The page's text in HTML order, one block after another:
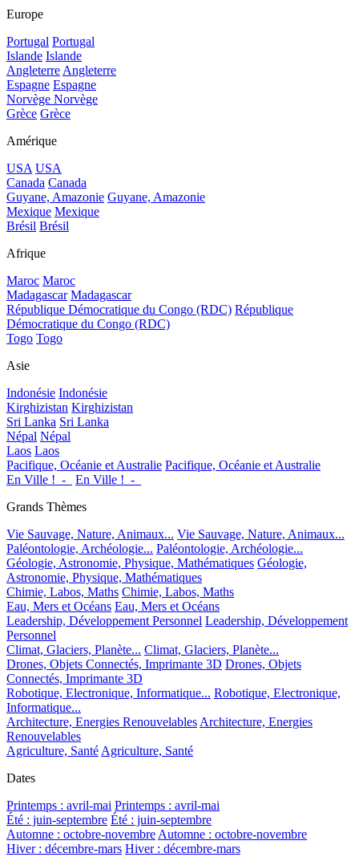
Europe
Portugal Portugal
Islande Islande
AngleterreAngleterre
Espagne Espagne
Norvège Norvège
Grèce Grèce
Amérique
USA USA
Canada Canada
Guyane, Amazonie Guyane, Amazonie
Mexique Mexique
Brésil Brésil
Afrique
Maroc Maroc
Madagascar Madagascar
République Démocratique du Congo (RDC) République
Démocratique du Congo (RDC)
Togo Togo
Asie
Indonésie Indonésie
Kirghizistan Kirghizistan
Sri Lanka Sri Lanka
Népal Népal
Laos Laos
Pacifique, Océanie et Australie Pacifique, Océanie et Australie
En Ville !_-_
En Ville !_-_
Grands Thèmes
Vie Sauvage, Nature, Animaux... Vie Sauvage, Nature, Animaux...
Paléontologie, Archéologie... Paléontologie, Archéologie...
Géologie, Astronomie, Physique, Mathématiques Géologie,
Astronomie, Physique, Mathématiques
Chimie, Labos, Maths Chimie, Labos, Maths
Eau, Mers et Océans Eau, Mers et Océans
Leadership, Développement Personnel Leadership, Développement
Personnel
Climat, Glaciers, Planète... Climat, Glaciers, Planète...
Drones, Objets Connectés, Imprimante 3D Drones, Objets
Connectés, Imprimante 3D
Robotique, Electronique, Informatique... Robotique, Electronique,
Informatique...
Architecture, Energies RenouvelablesArchitecture, Energies
Renouvelables
Agriculture, SantéAgriculture, Santé
Dates
Printemps : avril-mai Printemps : avril-mai
Été : juin-septembre Été : juin-septembre
Automne : octobre-novembreAutomne : octobre-novembre
Hiver : décembre-mars Hiver : décembre-mars